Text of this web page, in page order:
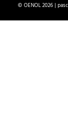
© OENOL 2026 |